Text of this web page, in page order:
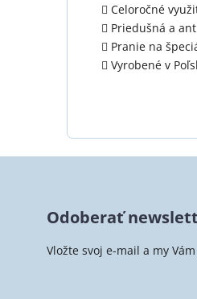
Celoročné
Priedušná a
Pranie na
Vyrobené v
Odoberať
Vložte svoj e-mail a my